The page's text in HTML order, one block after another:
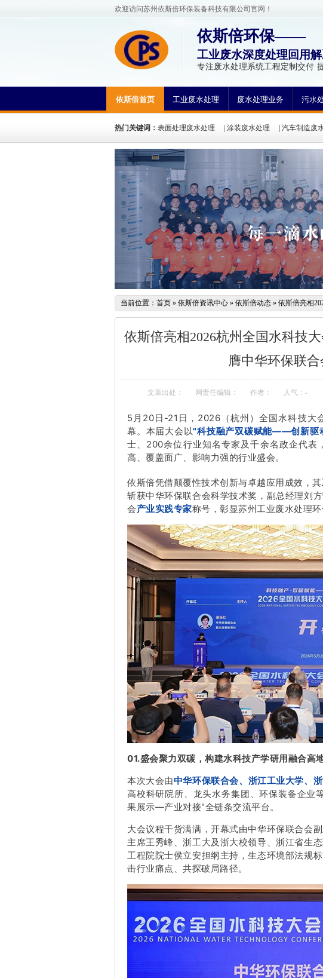
欢迎访问苏州依斯倍环保装备科技有限公司官网！
依斯倍环保——
工业废水深度处理回用
专注废水处理系统工程定制交付
依斯倍首页 工业废水处理 废水处理业务 污水
热门关键词： 表面处理废水处理 涂装废水处理 汽车制造废
方法 |废水处理工程案例
当前位置： 首页 » 依斯倍资讯中心 » 依斯倍动态 » 依斯倍亮相
依斯倍亮相2026杭州全国水科技
膺中华环保联
文章出处： 网责任编辑： 作者： 人气： -
5月20日-21日，2026（杭州）全国水科技大
幕。本届大会以"科技融产双碳赋能——创新驱
士、200余位行业知名专家及千余名政企代
高、覆盖面广、影响力强的行业盛会。
依斯倍凭借颠覆性技术创新与卓越应用成效，其
斩获中华环保联合会科学技术奖，副总经理刘
会产业实践专家称号，彰显苏州工业废水处理
01.盛会聚力双碳，构建水科技产学研用融合高
本次大会由中华环保联合会、浙江工业大学、
高校科研院所、龙头水务集团、环保装备企
果展示—产业对接"全链条交流平台。
大会议程干货满满，开幕式由中华环保联合会
主席王秀峰、浙工大及浙大校领导、浙江省生
工程院院士侯立安担纲主持，生态环境部法规
击行业痛点、共探破局路径。